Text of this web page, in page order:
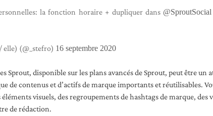
la fonction horaire + dupliquer dans @SproutSocial
elle) (@_stefro) 16 septembre 2020
Sprout, disponible sur les plans avancés de Sprout, peut être un
de contenus et d’actifs de marque importants et réutilisables.
visuels, des regroupements de hashtags de marque, des
de rédaction.